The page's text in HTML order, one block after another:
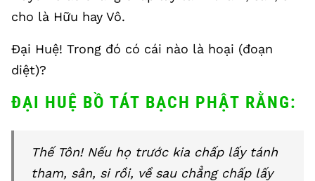
cho là Hữu hay Vô.
Đại Huệ! Trong đó có cái nào là hoại (đoạn
diệt)?
ĐẠI HUỆ BỒ TÁT BẠCH PHẬT RẰNG:
Thế Tôn! Nếu họ trước kia chấp lấy tánh
tham, sân, si rồi, về sau chẳng chấp lấy